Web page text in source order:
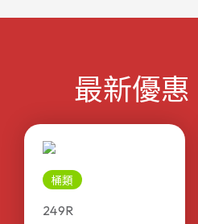
最新優惠
桶類
249R